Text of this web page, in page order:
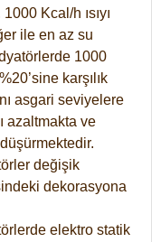
Kcal/h ısıyı
ile en az su
1000
karşılık
asgari seviyelere
azaltmakta ve
değişik
dekorasyona
elektro statik